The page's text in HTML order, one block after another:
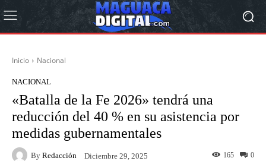
Inicio Nacional
NACIONAL
«Batalla de la Fe 2026» tendrá una
reducción del 40 % en su asistencia por
medidas gubernamentales
By Redacción Diciembre 29, 2025 0
165